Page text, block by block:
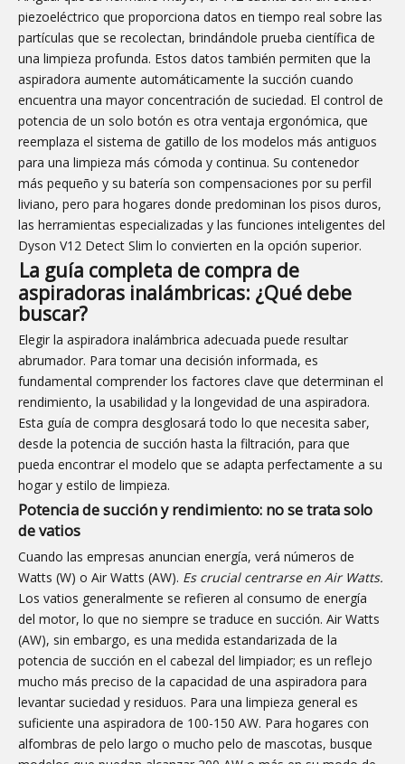
piezoeléctrico que proporciona datos en tiempo real sobre las
partículas que se recolectan, brindándole prueba científica de
una limpieza profunda. Estos datos también permiten que la
aspiradora aumente automáticamente la succión cuando
encuentra una mayor concentración de suciedad. El control de
potencia de un solo botón es otra ventaja ergonómica, que
reemplaza el sistema de gatillo de los modelos más antiguos
para una limpieza más cómoda y continua. Su contenedor
más pequeño y su batería son compensaciones por su perfil
liviano, pero para hogares donde predominan los pisos duros,
las herramientas especializadas y las funciones inteligentes del
Dyson V12 Detect Slim lo convierten en la opción superior.
La guía completa de compra de
aspiradoras inalámbricas: ¿Qué debe
buscar?
Elegir la aspiradora inalámbrica adecuada puede resultar
abrumador. Para tomar una decisión informada, es
fundamental comprender los factores clave que determinan el
rendimiento, la usabilidad y la longevidad de una aspiradora.
Esta guía de compra desglosará todo lo que necesita saber,
desde la potencia de succión hasta la filtración, para que
pueda encontrar el modelo que se adapta perfectamente a su
hogar y estilo de limpieza.
Potencia de succión y rendimiento: no se trata solo
de vatios
Cuando las empresas anuncian energía, verá números de
Watts (W) o Air Watts (AW). Es crucial centrarse en Air Watts.
Los vatios generalmente se refieren al consumo de energía
del motor, lo que no siempre se traduce en succión. Air Watts
(AW), sin embargo, es una medida estandarizada de la
potencia de succión en el cabezal del limpiador; es un reflejo
mucho más preciso de la capacidad de una aspiradora para
levantar suciedad y residuos. Para una limpieza general es
suficiente una aspiradora de 100-150 AW. Para hogares con
alfombras de pelo largo o mucho pelo de mascotas, busque